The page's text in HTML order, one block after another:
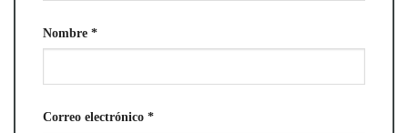
Nombre *
Correo electrónico *